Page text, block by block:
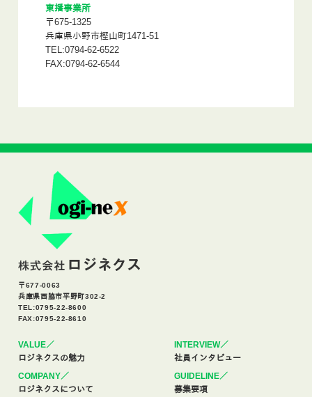
東播事業所
〒675-1325
兵庫県小野市樫山町1471-51
TEL:0794-62-6522
FAX:0794-62-6544
〒677-0063
兵庫県西脇市平野町302-2
TEL:0795-22-8600
FAX:0795-22-8610
VALUE／
ロジネクスの魅力
INTERVIEW／
社員インタビュー
COMPANY／
ロジネクスについて
GUIDELINE／
募集要項